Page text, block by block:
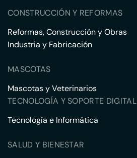
CONSTRUCCIÓN Y REFORMAS
Reformas, Construcción y Obras
Industria y Fabricación
MASCOTAS
Mascotas y Veterinarios
TECNOLOGÍA Y SOPORTE DIGITAL
Tecnología e Informática
SALUD Y BIENESTAR